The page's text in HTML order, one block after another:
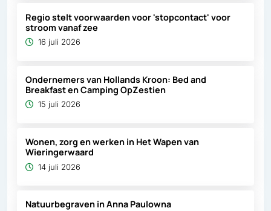
Regio stelt voorwaarden voor 'stopcontact' voor
stroom vanaf zee
16 juli 2026
Ondernemers van Hollands Kroon: Bed and
Breakfast en Camping OpZestien
15 juli 2026
Wonen, zorg en werken in Het Wapen van
Wieringerwaard
14 juli 2026
Natuurbegraven in Anna Paulowna